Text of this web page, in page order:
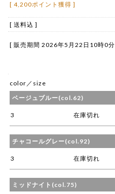
[ 4,200ポイント獲得 ]
[ 送料込 ]
[ 販売期間 2026年5月22日10時0分
color／size
ベージュブルー(col.62)
3 在庫切れ
チャコールグレー(col.92)
3 在庫切れ
ミッドナイト(col.75)